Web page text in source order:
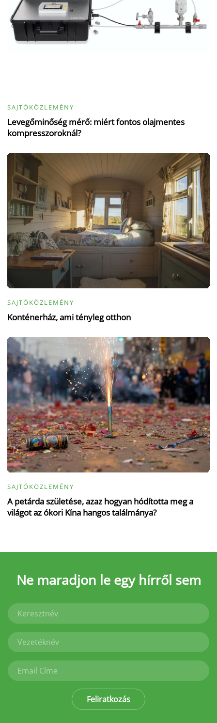
SAJTÓKÖZLEMÉNY
Levegőminőség mérő: miért fontos olajmentes
kompresszoroknál?
SAJTÓKÖZLEMÉNY
Konténerház, ami tényleg otthon
SAJTÓKÖZLEMÉNY
A petárda születése, azaz hogyan hódította meg a
világot az ókori Kína hangos találmánya?
Ne maradjon le egy hírről sem
Feliratkozás